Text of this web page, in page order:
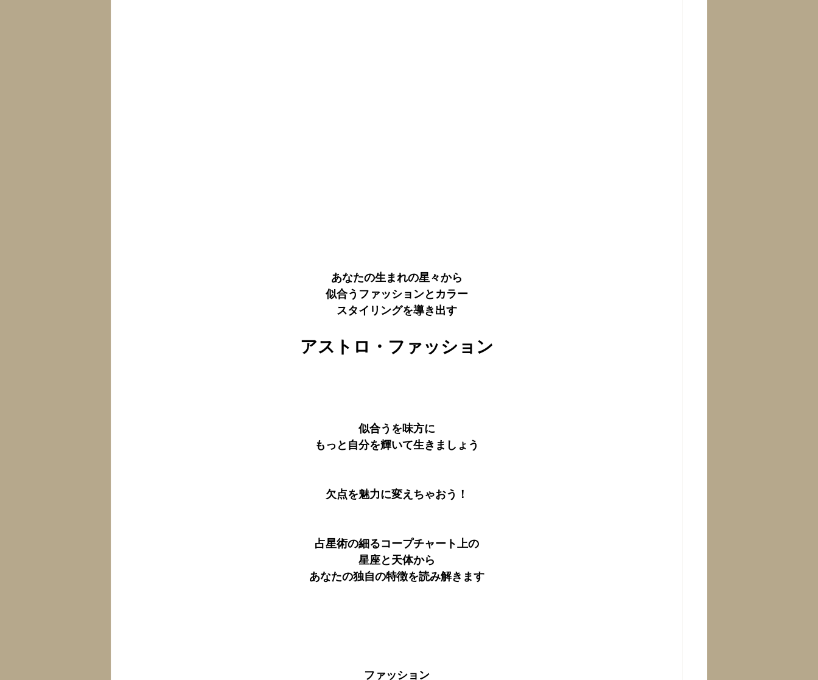
あなたの生まれの星々から
似合うファッションとカラー
スタイリングを導き出す
アストロ・ファッション
似合うを味方に
もっと自分を輝いて生きましょう
欠点を魅力に変えちゃおう！
占星術の細るコープチャート上の
星座と天体から
あなたの独自の特徴を読み解きます
ファッション